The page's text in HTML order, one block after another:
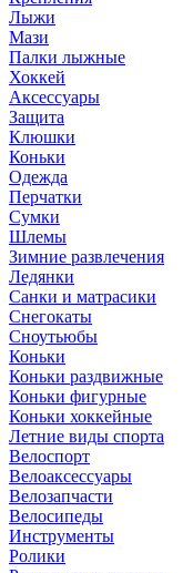
Лыжи
Мази
Палки лыжные
Хоккей
Аксессуары
Защита
Клюшки
Коньки
Одежда
Перчатки
Сумки
Шлемы
Зимние развлечения
Ледянки
Санки и матрасики
Снегокаты
Сноутьюбы
Коньки
Коньки раздвижные
Коньки фигурные
Коньки хоккейные
Летние виды спорта
Велоспорт
Велоаксессуары
Велозапчасти
Велосипеды
Инструменты
Ролики